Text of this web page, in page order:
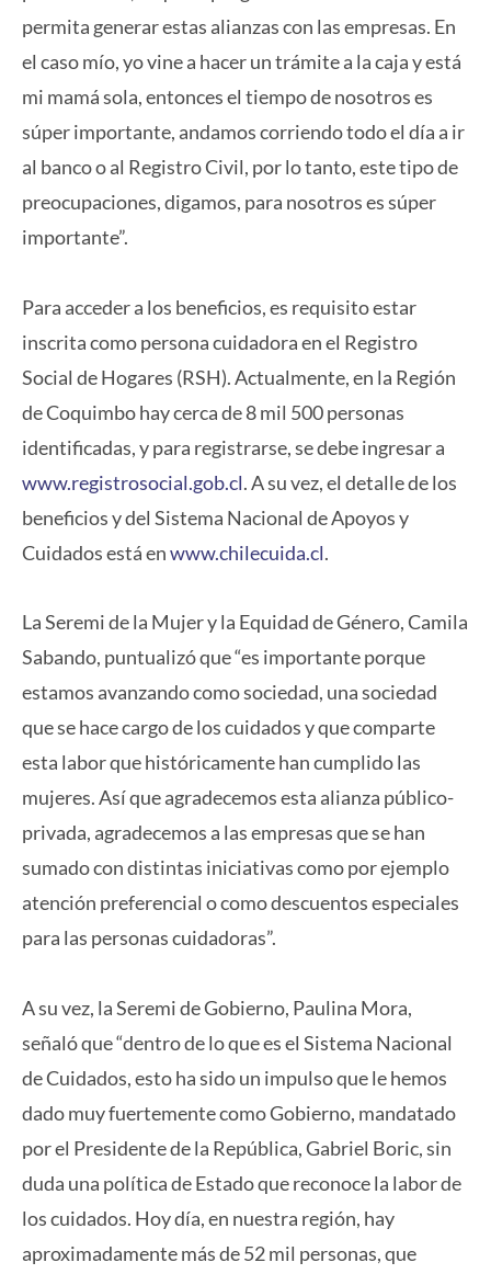
permita generar estas alianzas con las empresas. En
el caso mío, yo vine a hacer un trámite a la caja y está
mi mamá sola, entonces el tiempo de nosotros es
súper importante, andamos corriendo todo el día a ir
al banco o al Registro Civil, por lo tanto, este tipo de
preocupaciones, digamos, para nosotros es súper
importante”.
Para acceder a los beneficios, es requisito estar
inscrita como persona cuidadora en el Registro
Social de Hogares (RSH). Actualmente, en la Región
de Coquimbo hay cerca de 8 mil 500 personas
identificadas, y para registrarse, se debe ingresar a
www.registrosocial.gob.cl. A su vez, el detalle de los
beneficios y del Sistema Nacional de Apoyos y
Cuidados está enwww.chilecuida.cl.
La Seremi de la Mujer y la Equidad de Género, Camila
Sabando, puntualizó que “es importante porque
estamos avanzando como sociedad, una sociedad
que se hace cargo de los cuidados y que comparte
esta labor que históricamente han cumplido las
mujeres. Así que agradecemos esta alianza público-
privada, agradecemos a las empresas que se han
sumado con distintas iniciativas como por ejemplo
atención preferencial o como descuentos especiales
para las personas cuidadoras”.
A su vez, la Seremi de Gobierno, Paulina Mora,
señaló que “dentro de lo que es el Sistema Nacional
de Cuidados, esto ha sido un impulso que le hemos
dado muy fuertemente como Gobierno, mandatado
por el Presidente de la República, Gabriel Boric, sin
duda una política de Estado que reconoce la labor de
los cuidados. Hoy día, en nuestra región, hay
aproximadamente más de 52 mil personas, que